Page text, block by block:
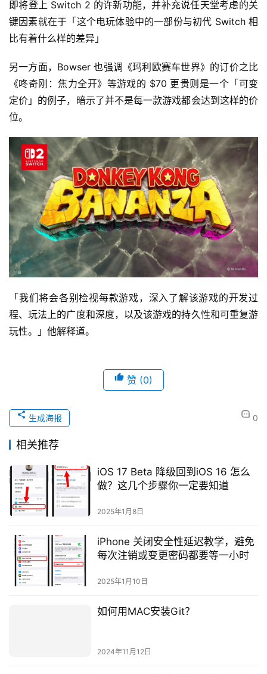
即将登上 Switch 2 的许新功能，并补充说任天堂考虑的关
键因素就在于「这个电玩体验中的一部份与初代 Switch 相
比有着什么样的差异」
另一方面，Bowser 也强调《玛利欧赛车世界》的订价之比
《咚奇刚：焦力全开》等游戏的 $70 更贵则是一个「可变
定价」的例子，暗示了并不是每一款游戏都会达到这样的价
位。
「我们将会各别检视每款游戏，深入了解该游戏的开发过
程、玩法上的广度和深度，以及该游戏的持久性和可重复游
玩性。」他解释道。
赞 (0)
0
生成海报
相关推荐
iOS 17 Beta 降级回到iOS 16 怎么
做？这几个步骤你一定要知道
2025年1月8日
iPhone 关闭安全性延迟教学，避免
每次注销或变更密码都要等一小时
2025年1月10日
如何用MAC安装Git？
2024年11月12日